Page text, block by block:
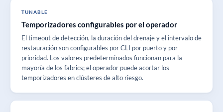
TUNABLE
Temporizadores configurables por el operador
El timeout de detección, la duración del drenaje y el intervalo de
restauración son configurables por CLI por puerto y por
prioridad. Los valores predeterminados funcionan para la
mayoría de los fabrics; el operador puede acortar los
temporizadores en clústeres de alto riesgo.